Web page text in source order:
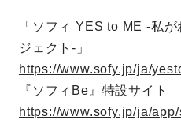
「ソフィ YES to ME -私
ジェクト-」
https://www.sofy.jp/ja/
『ソフィBe』特設サイト
https://www.sofy.jp/ja/app/